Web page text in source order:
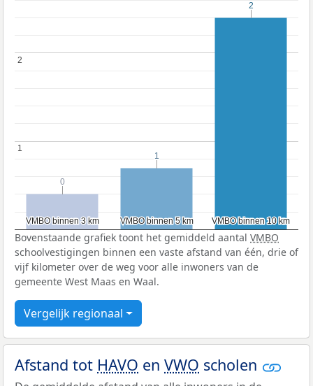
VMBO binnen 3 km
VMBO binnen 3 km VMBO binnen 5 km
VMBO binnen 5 km VMBO binnen 10 km
VMBO binnen 10 km
1
1
2
2
0
0
1
1
2
2
Bovenstaande grafiek toont het gemiddeld aantal VMBO
schoolvestigingen binnen een vaste afstand van één, drie of
vijf kilometer over de weg voor alle inwoners van de
gemeente West Maas en Waal.
Vergelijk regionaal
Afstand tot HAVO en VWO scholen